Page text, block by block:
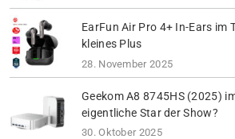
EarFun Air Pro 4+ In-Ears im
kleines Plus
28. November 2025
Geekom A8 8745HS (2025)
eigentliche Star der Show?
30. Oktober 2025